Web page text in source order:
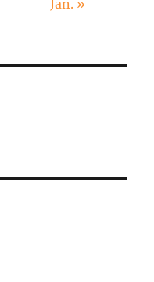
Jan. »